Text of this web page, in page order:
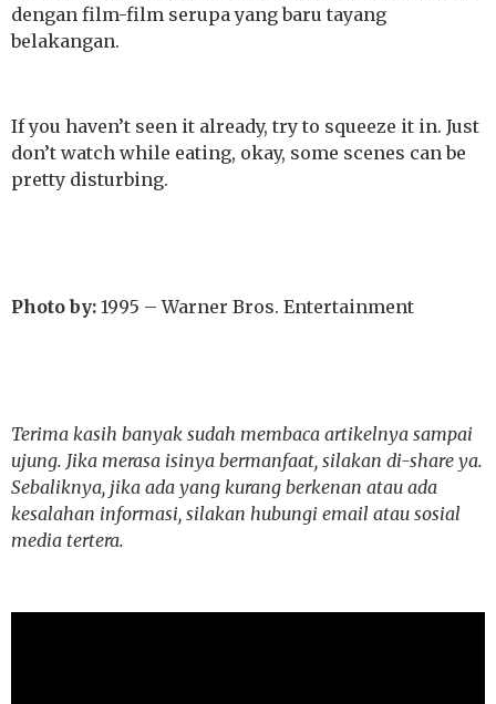
dengan film-film serupa yang baru tayang
belakangan.
If you haven’t seen it already, try to squeeze it in. Just
don’t watch while eating, okay, some scenes can be
pretty disturbing.
Photo by: 1995 – Warner Bros. Entertainment
Terima kasih banyak sudah membaca artikelnya sampai
ujung. Jika merasa isinya bermanfaat, silakan di-share ya.
Sebaliknya, jika ada yang kurang berkenan atau ada
kesalahan informasi, silakan hubungi email atau sosial
media tertera.